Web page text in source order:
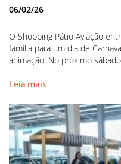
06/02/26
O Shopping Pátio Aviação
família para um dia de
animação. No próximo
Leia mais